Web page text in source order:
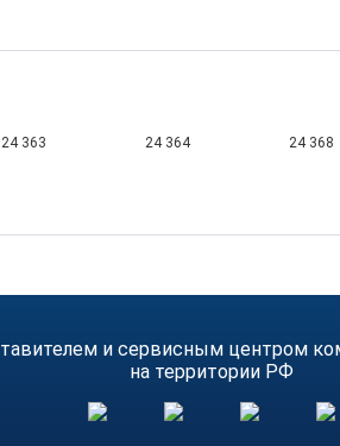
24 363 24 364 24 368
и сервисным центром
на территории РФ